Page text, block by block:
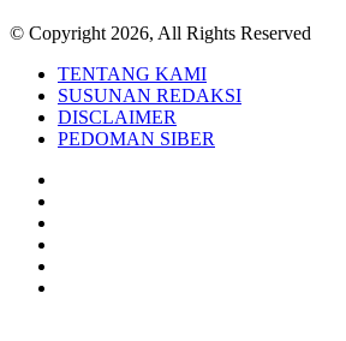
© Copyright 2026, All Rights Reserved
TENTANG KAMI
SUSUNAN REDAKSI
DISCLAIMER
PEDOMAN SIBER